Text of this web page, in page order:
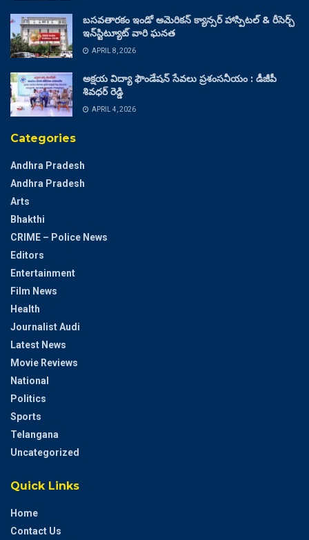
బసవతారకం ఇండో అమెరికన్ క్యాన్సర్ హాస్పిటల్ & రీసెర్చ్
ఇన్‌స్టిట్యూట్ వారి ఘనత
APRIL 8, 2026
అక్షయ విద్యా ఫౌండేషన్ సేవలు ప్రశంసనీయం : డీజీపీ
శివధర్ రెడ్డి
APRIL 4, 2026
Categories
Andhra Pradesh
Andhra Pradesh
Arts
Bhakthi
CRIME – Police News
Editors
Entertainment
Film News
Health
Journalist Audi
Latest News
Movie Reviews
National
Politics
Sports
Telangana
Uncategorized
Quick Links
Home
Contact Us